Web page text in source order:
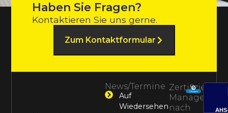
Haben Sie Fragen?
Kontaktieren Sie uns gerne.
Zum Kontaktformular
News/Termine
Auf
Wiedersehen
Zertifiziertes
nach